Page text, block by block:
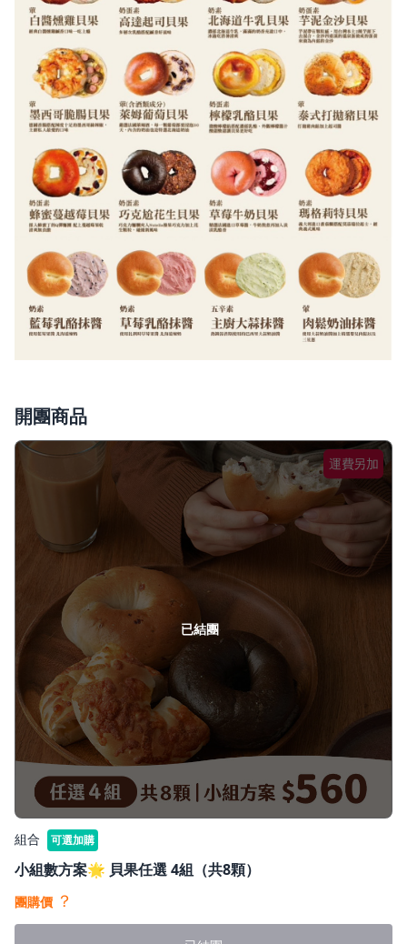
開團商品
運費另加
已結團
組合 可選加購
小組數方案🌟 貝果任選 4組（共8顆）
團購價 ？